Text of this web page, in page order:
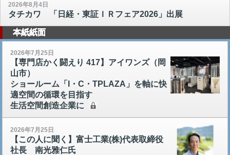
2026年8月4日
タチカワ 「日経・東証ＩＲフェア2026」出展
本紙紙面
2026年7月25日
【専門店かく闘えり 417】アイワンズ（岡
山市）
ショールーム「I・C・TPLAZA」を軸に快
適空間の循環を目指す
生活空間創造企業に
2026年7月25日
【この人に聞く】富士工業(株)代表取締役
社長 南光雅仁氏